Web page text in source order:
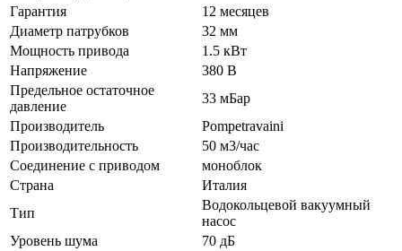
Гарантия
12 месяцев
Диаметр патрубков
32 мм
Мощность привода
1.5 кВт
Напряжение
380 В
Предельное остаточное
давление
33 мБар
Производитель
Pompetravaini
Производительность
50 м3/час
Соединение с приводом
моноблок
Страна
Италия
Тип
Водокольцевой вакуумный
насос
Уровень шума
70 дБ